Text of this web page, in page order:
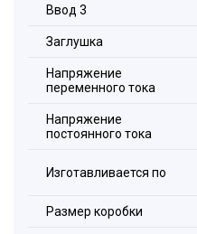
Ввод 3
Заглушка
Напряжение
переменного тока
Напряжение
постоянного тока
Изготавливается по
Размер коробки